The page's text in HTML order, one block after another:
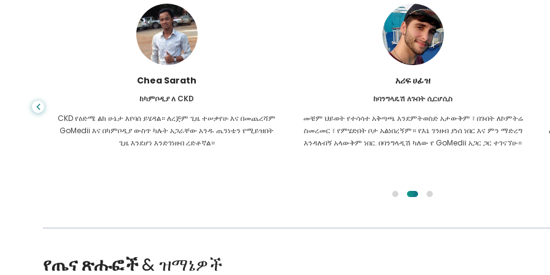
እና በመጨረሻም
አሪፍ ሀፊዝ
ከባንግላዴሽ ለጉበት ሲርሆሲስ
መቼም ህይወት የተሳሳተ አቅጣጫ እንደምትወስድ አታውቅም ፣ በጉበት ለኮምትሬ
ስመረመር ፣ የምሄድበት ቦታ አልነበረኝም። የእኔ ገንዘብ ያነሰ ነበር እና ምን ማድረግ
እንዳለብኝ አላውቅም ነበር. በባንግላዲሽ ካለው የ GoMedii አጋር ጋር ተገናኘሁ።
ኢሽራት ጃሃን
ከባንግላዴሽ ለካርዲዮሎጂ
ከGoMedii ጋር ያለው ትስስር የቆየ ነው። የዛሬ ሁለት አመት ገደማ በፊት
ለcardiac ጉዳዬ አነጋግሬያቸው ነበር። ሆኖም ፣ ቡድኑ ሁል ጊዜ የማያቋርጥ ረዳት
ነው! የማክስ ላይ መደበኛ ቼክዎቼን ለማድረግ በየጊዜው እነሱን አነጋግራቸዋለሁ፣
የጤና ጽሑፎች& ዝማኔዎች